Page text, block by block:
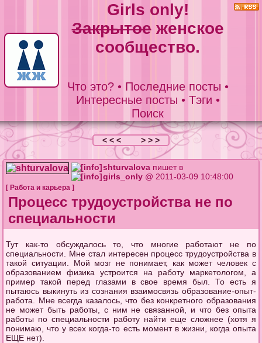
Girls only!
Закрытоеженское
сообщество.
Что это?• Последние посты •
Интересные посты • Тэги •
Поиск
< < < > > >
shturvalova пишет в
girls_only @ 2011-03-09 10:48:00
[ Работа и карьера ]
Процесс трудоустройства не по
специальности
Тут как-то обсуждалось то, что многие работают не по
специальности. Мне стал интересен процесс трудоустройства в
такой ситуации. Мой мозг не понимает, как может человек с
образованием физика устроится на работу маркетологом, а
пример такой перед глазами в свое время был. То есть я
пытаюсь выкинуть из сознания взаимосвязь образование-опыт-
работа. Мне всегда казалось, что без конкретного образования
не может быть работы, с ним не связанной, и что без опыта
работы по специальности работу найти еще сложнее (хотя я
понимаю, что у всех когда-то есть момент в жизни, когда опыта
ЕЩЕ нет).